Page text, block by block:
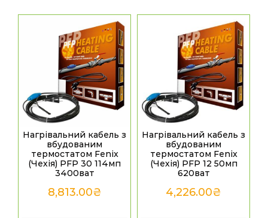
Нагрівальний кабель з
вбудованим
термостатом Fenix
(Чехія) PFP 30 114мп
3400ват
8,813.00₴
Нагрівальний кабель з
вбудованим
термостатом Fenix
(Чехія) PFP 12 50мп
620ват
4,226.00₴